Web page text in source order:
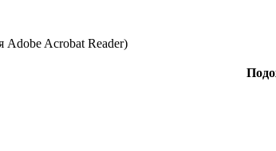
Adobe Acrobat Reader)